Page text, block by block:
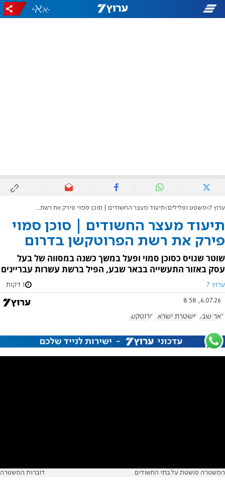
-
+
ערוץ 7 משפט ופלילים תיעוד מעצר החשודים | סוכן סמוי פירק את רשת הפרוטקשן בדרום
תיעוד מעצר החשודים | סוכן סמוי
פירק את רשת הפרוטקשן בדרום
שוטר שגויס כסוכן סמוי ופעל במשך כשנה במסווה של בעל
עסק באזור התעשייה בבאר שבע, הפיל ברשת עשרות עבריינים
ערוץ 7 1 דקות
6.07.26, 8:58
באר שבע משטרת ישראל פרוטקשן
המשטרה פושטת על בתי החשודים דוברות המשטרה